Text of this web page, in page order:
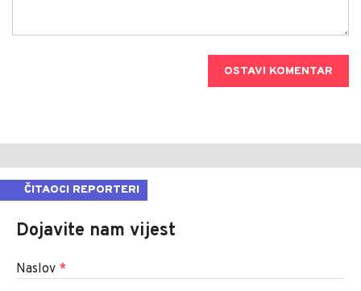
OSTAVI KOMENTAR
ČITAOCI REPORTERI
Dojavite nam vijest
Naslov *